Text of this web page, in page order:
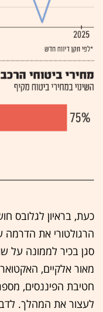
כעת, בראיון לגלובס
הרגולטורי את הדרמה
סגן בכיר לממונה על
מאור אלקיים,
חטיבת הפיננסים,
לעצור את המהלך.